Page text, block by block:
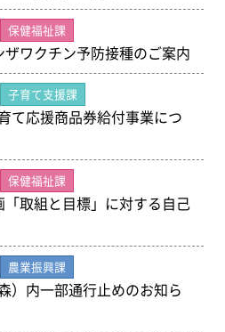
保健福祉課
ワクチン予防接種のご案内
子育て支援課
て応援商品券給付事業につ
保健福祉課
取組と目標」に対する自己
農業振興課
）内一部通行止めのお知ら